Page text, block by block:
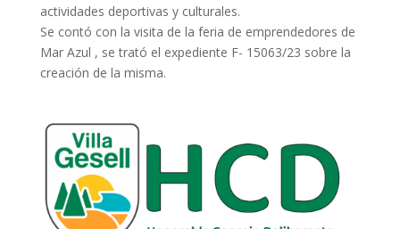
actividades deportivas y culturales.
Se contó con la visita de la feria de emprendedores de
Mar Azul , se trató el expediente F- 15063/23 sobre la
creación de la misma.